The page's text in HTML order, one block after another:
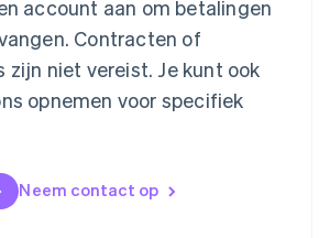
account aan om betalingen
Contracten of
zijn niet vereist. Je kunt ook
opnemen voor specifiek
Neem contact op